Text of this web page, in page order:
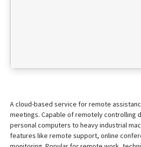
A cloud-based service for remote
meetings. Capable of remotely controlling
personal computers to heavy industrial
features like remote support, online